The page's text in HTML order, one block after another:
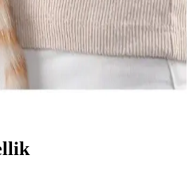
Güvenli ve Konforlu
güvenli ve konforlu taşınması
malzemelerle tasarlanmış
ve veteriner ziyaretlerinde